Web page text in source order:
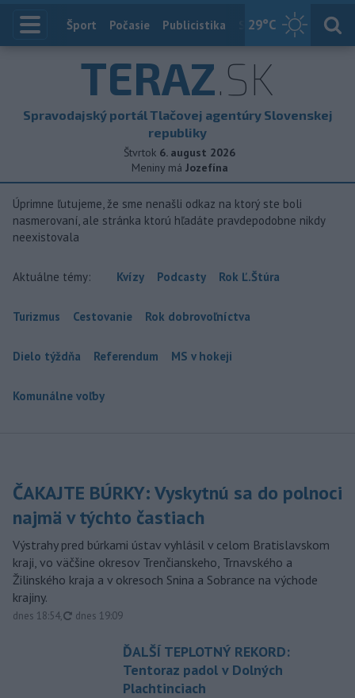
29°C
Index
Šport Počasie Publicistika Slovensko
TERAZ.SK
Spravodajský portál Tlačovej agentúry Slovenskej
republiky
Štvrtok 6. august 2026
Meniny má Jozefína
Úprimne ľutujeme, že sme nenašli odkaz na ktorý ste boli
nasmerovaní, ale stránka ktorú hľadáte pravdepodobne nikdy
neexistovala
Aktuálne témy: Kvízy Podcasty Rok Ľ.Štúra
Turizmus Cestovanie Rok dobrovoľníctva
Dielo týždňa Referendum MS v hokeji
Komunálne voľby
ČAKAJTE BÚRKY: Vyskytnú sa do polnoci
najmä v týchto častiach
Výstrahy pred búrkami ústav vyhlásil v celom Bratislavskom
kraji, vo väčšine okresov Trenčianskeho, Trnavského a
Žilinského kraja a v okresoch Snina a Sobrance na východe
krajiny.
dnes 18:54, aktualizované
dnes 19:09
ĎALŠÍ TEPLOTNÝ REKORD:
Tentoraz padol v Dolných
Plachtinciach